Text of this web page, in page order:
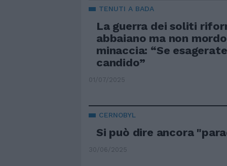
TENUTI A BADA
La guerra dei soliti
abbaiano ma non
minaccia: “Se
candido”
01/07/2025
CERNOBYL
Si può dire ancora
30/06/2025